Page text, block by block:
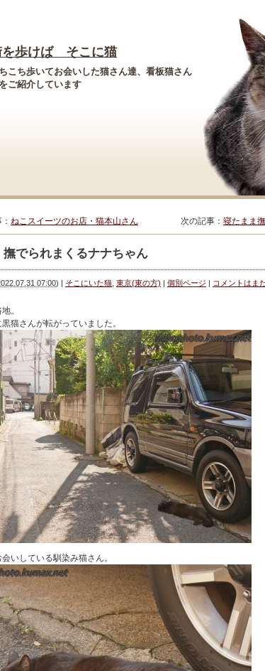
を歩けば そこに猫
こち歩いてお会いした猫さん達、看板猫さん
ご紹介しています
ねこスイーツのお店・猫本山さん 次の記事： 寝たまま
撫でられまくるナナちゃん
07:00) | そこにいた猫 東京(東の方) | 個別ページ | コメントはま
。
猫さんが転がっていました。
いしている馴染み猫さん。